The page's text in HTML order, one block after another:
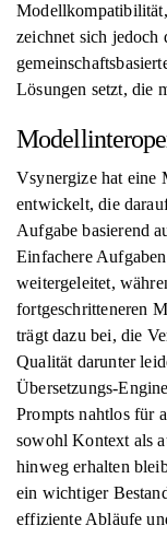
zeichnet sich jedoch
Lösungen setzt, die
Vsynergize hat eine
entwickelt, die
Aufgabe basierend
Einfachere
weitergeleitet,
fortgeschritteneren
trägt dazu bei, die
Qualität darunter
Übersetzungs-
Prompts nahtlos für
sowohl Kontext als
hinweg erhalten
ein wichtiger
effiziente Abläufe